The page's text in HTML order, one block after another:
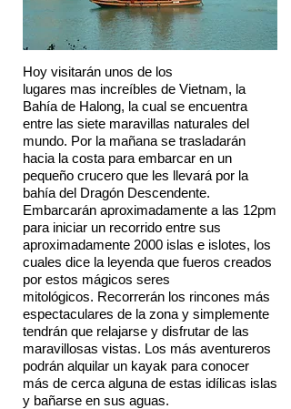
Hoy visitarán unos de los
lugares mas increíbles de Vietnam, la
Bahía de Halong, la cual se encuentra
entre las siete maravillas naturales del
mundo. Por la mañana se trasladarán
hacia la costa para embarcar en un
pequeño crucero que les llevará por la
bahía del Dragón Descendente.
Embarcarán aproximadamente a las 12pm
para iniciar un recorrido entre sus
aproximadamente 2000 islas e islotes, los
cuales dice la leyenda que fueros creados
por estos mágicos seres
mitológicos. Recorrerán los rincones más
espectaculares de la zona y simplemente
tendrán que relajarse y disfrutar de las
maravillosas vistas. Los más aventureros
podrán alquilar un kayak para conocer
más de cerca alguna de estas idílicas islas
y bañarse en sus aguas.